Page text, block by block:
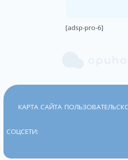
[adsp-pro-6]
КАРТА САЙТА
СОЦСЕТИ: